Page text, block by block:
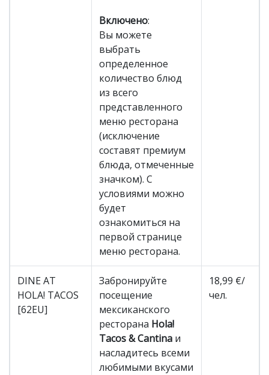
Включено:
Вы можете
выбрать
определенное
количество блюд
из всего
представленного
меню ресторана
(исключение
составят премиум
блюда, отмеченные
значком). С
условиями можно
будет
ознакомиться на
первой странице
меню ресторана.
DINE AT
HOLA! TACOS
[62EU]
Забронируйте
посещение
мексиканского
ресторана Hola!
Tacos & Cantina и
насладитесь всеми
любимыми вкусами
18,99 €/
чел.